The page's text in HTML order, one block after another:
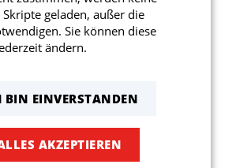
geladen, außer die
Sie können diese
ändern.
BIN EINVERSTANDEN
AKZEPTIEREN